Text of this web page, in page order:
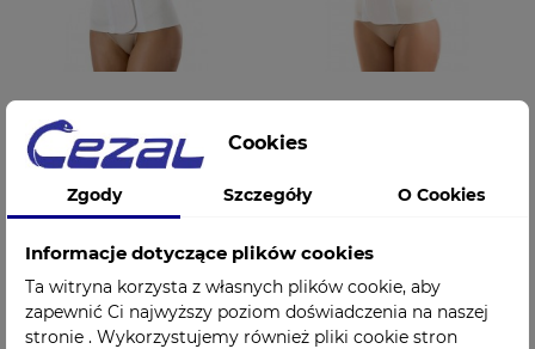
Pas brzuszny
pooperacyjny
uciskowy zapinany
wys. 22cm PT.102
Sigvaris
Cena74,00 zł
uciskowy zapinany
wys. 30cm PT.101
Sigvaris
Cena76,00 zł
Cookies
Zgody Szczegóły O Cookies
Informacje dotyczące plików cookies
Ta witryna korzysta z własnych plików cookie, aby
zapewnić Ci najwyższy poziom doświadczenia na naszej
stronie . Wykorzystujemy również pliki cookie stron